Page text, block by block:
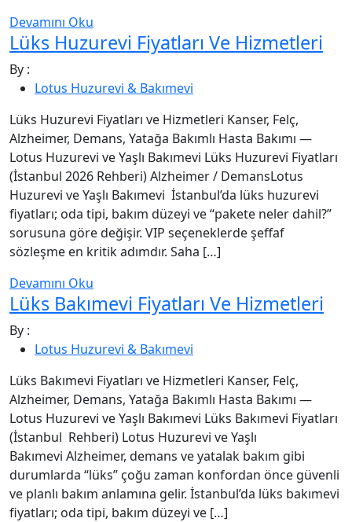
Devamını Oku
Lüks Huzurevi Fiyatları Ve Hizmetleri
By :
Lotus Huzurevi & Bakımevi
Lüks Huzurevi Fiyatları ve Hizmetleri Kanser, Felç,
Alzheimer, Demans, Yatağa Bakımlı Hasta Bakımı —
Lotus Huzurevi ve Yaşlı Bakımevi Lüks Huzurevi Fiyatları
(İstanbul 2026 Rehberi) Alzheimer / DemansLotus
Huzurevi ve Yaşlı Bakımevi İstanbul’da lüks huzurevi
fiyatları; oda tipi, bakım düzeyi ve “pakete neler dahil?”
sorusuna göre değişir. VIP seçeneklerde şeffaf
sözleşme en kritik adımdır. Saha […]
Devamını Oku
Lüks Bakımevi Fiyatları Ve Hizmetleri
By :
Lotus Huzurevi & Bakımevi
Lüks Bakımevi Fiyatları ve Hizmetleri Kanser, Felç,
Alzheimer, Demans, Yatağa Bakımlı Hasta Bakımı —
Lotus Huzurevi ve Yaşlı Bakımevi Lüks Bakımevi Fiyatları
(İstanbul Rehberi) Lotus Huzurevi ve Yaşlı
Bakımevi Alzheimer, demans ve yatalak bakım gibi
durumlarda “lüks” çoğu zaman konfordan önce güvenli
ve planlı bakım anlamına gelir. İstanbul’da lüks bakımevi
fiyatları; oda tipi, bakım düzeyi ve […]